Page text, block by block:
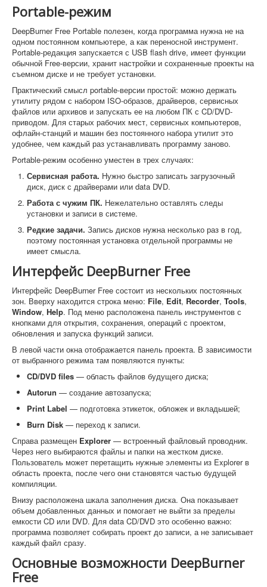
Portable-режим
DeepBurner Free Portable полезен, когда программа нужна не на
одном постоянном компьютере, а как переносной инструмент.
Portable-редакция запускается с USB flash drive, имеет функции
обычной Free-версии, хранит настройки и сохраненные проекты на
съемном диске и не требует установки.
Практический смысл portable-версии простой: можно держать
утилиту рядом с набором ISO-образов, драйверов, сервисных
файлов или архивов и запускать ее на любом ПК с CD/DVD-
приводом. Для старых рабочих мест, сервисных компьютеров,
офлайн-станций и машин без постоянного набора утилит это
удобнее, чем каждый раз устанавливать программу заново.
Portable-режим особенно уместен в трех случаях:
Сервисная работа. Нужно быстро записать загрузочный
диск, диск с драйверами или data DVD.
Работа с чужим ПК. Нежелательно оставлять следы
установки и записи в системе.
Редкие задачи. Запись дисков нужна несколько раз в год,
поэтому постоянная установка отдельной программы не
имеет смысла.
Интерфейс DeepBurner Free
Интерфейс DeepBurner Free состоит из нескольких постоянных
зон. Вверху находится строка меню: File, Edit, Recorder, Tools,
Window, Help. Под меню расположена панель инструментов с
кнопками для открытия, сохранения, операций с проектом,
обновления и запуска функций записи.
В левой части окна отображается панель проекта. В зависимости
от выбранного режима там появляются пункты:
CD/DVD files — область файлов будущего диска;
Autorun — создание автозапуска;
Print Label — подготовка этикеток, обложек и вкладышей;
Burn Disk — переход к записи.
Справа размещен Explorer — встроенный файловый проводник.
Через него выбираются файлы и папки на жестком диске.
Пользователь может перетащить нужные элементы из Explorer в
область проекта, после чего они становятся частью будущей
компиляции.
Внизу расположена шкала заполнения диска. Она показывает
объем добавленных данных и помогает не выйти за пределы
емкости CD или DVD. Для data CD/DVD это особенно важно:
программа позволяет собирать проект до записи, а не записывает
каждый файл сразу.
Основные возможности DeepBurner
Free